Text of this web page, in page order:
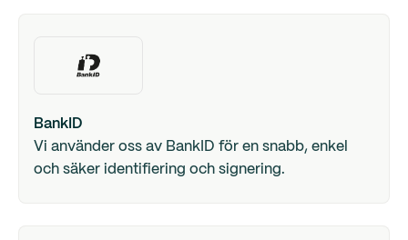
BankID
Vi använder oss av BankID för en snabb, enkel
och säker identifiering och signering.